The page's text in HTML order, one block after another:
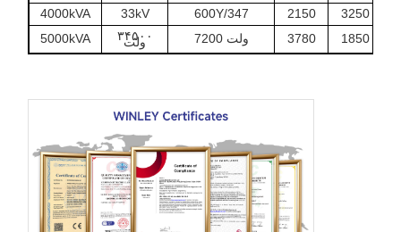
4000kVA
33kV 600Y/347 2150 3250
5000kVA
۳۴۵۰۰
ولت 7200 ولت 3780 1850
ولت
۳۴۵۰۰
ولت 800 ولت
7500kVA
27600Y ۴۱۶۰ ولت 3350